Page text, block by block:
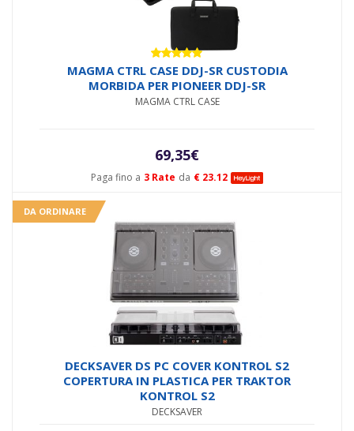
Paga fino a 3 Rate da € 23.12
Valutato
5.00su 5
MAGMA CTRL CASE DDJ-SR CUSTODIA
MORBIDA PER PIONEER DDJ-SR
MAGMA CTRL CASE
69,35€
DA ORDINARE
DECKSAVER DS PC COVER KONTROL S2
COPERTURA IN PLASTICA PER TRAKTOR
KONTROL S2
DECKSAVER